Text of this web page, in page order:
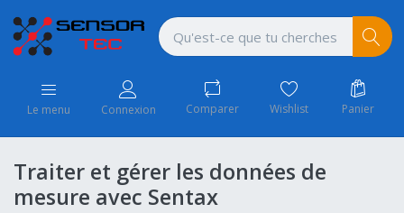
Le menu Connexion Comparer Wishlist Panier
Traiter et gérer les données de
mesure avec Sentax